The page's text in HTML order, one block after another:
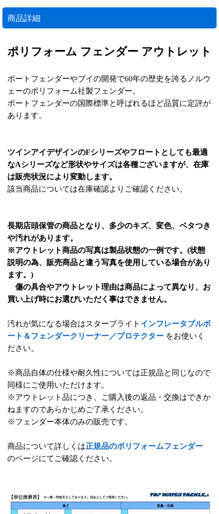
商品詳細
ポリフォーム フェンダー アウトレット
ボートフェンダーやブイの開発で60年の歴史を誇るノルウ
ェーのポリフォーム社製フェンダー。
ボートフェンダーの国際標準と呼ばれるほど品質に定評が
あります。
ツインアイデザインのFシリーズやフロートとしても最適
なAシリーズなど形状やサイズは各種ございますが、在庫
は販売状況により変動します。
該当商品については在庫確認よりご確認ください。
長期店頭保管の商品となり、多少のキズ、変色、ベタつき
や汚れがあります。
※アウトレット商品の写真は製品状態の一例です。(状態
説明の為、販売商品と違う写真を使用している場合があり
ます。)
傷の具合やアウトレット理由は商品によって異なり、お
買い上げ時にお選びいただく事はできません。
汚れが気になる場合はスターブライト インフレータブルボ
ート＆フェンダークリーナー／プロテクター をお使いく
ださい。
※商品自体の仕様や耐久性については正規品と同じなので
同様にご使用いただけます。
※アウトレット品につき、ご購入後の返品・交換はできか
ねますのであらかじめご了承ください。
※フェンダー本体のみの販売です。
商品について詳しくは正規品のポリフォームフェンダー
のページにてご確認ください。